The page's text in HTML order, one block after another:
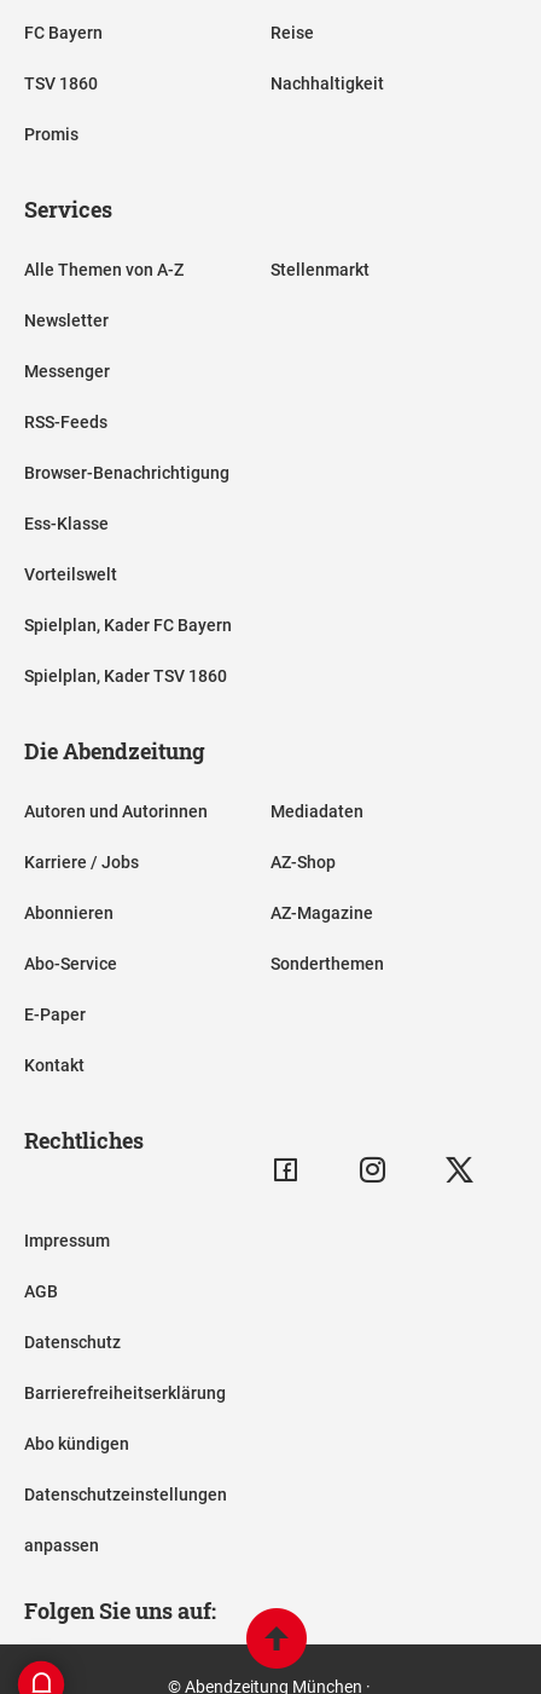
FC Bayern
TSV 1860
Promis
Reise
Nachhaltigkeit
Services
Alle Themen von A-Z
Newsletter
Messenger
RSS-Feeds
Browser-Benachrichtigung
Ess-Klasse
Vorteilswelt
Spielplan, Kader FC Bayern
Spielplan, Kader TSV 1860
Stellenmarkt
Die Abendzeitung
Autoren und Autorinnen
Karriere / Jobs
Abonnieren
Abo-Service
E-Paper
Kontakt
Mediadaten
AZ-Shop
AZ-Magazine
Sonderthemen
Rechtliches
Impressum
AGB
Datenschutz
Barrierefreiheitserklärung
Abo kündigen
Datenschutzeinstellungen
anpassen
Folgen Sie uns auf:
© Abendzeitung München ·